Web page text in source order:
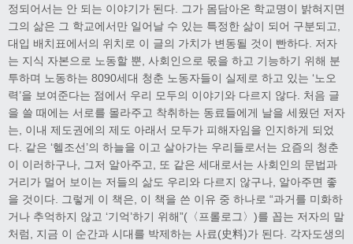
정되어서는 안 되는 이야기가 된다. 그가 몸담아온 학교명이 밝혀지면
그의 삶은 그 학교에서만 일어날 수 있는 특정한 삶이 되어 구분되고,
대입 배치표에서의 위치로 이 글의 가치가 변동될 것이 빤하다. 저자
는 지식 자본으로 노동할 뿐, 사회인으로 몫을 하고 기능하기 위해 분
투하며 노동하는 8090세대 청춘 노동자들이 실제로 하고 있는 ‘노오
력’을 보여준다는 점에서 우리 모두의 이야기와 다르지 않다. 처음 글
을 쓸 때에는 서로를 몰라주고 착취하는 동료들에게 날을 세웠던 저자
는, 이내 제도권에의 제도 아래서 모두가 피해자임을 인지하게 되었
다. 같은 ‘헬조선’의 하늘을 이고 살아가는 우리들로서는 요즘의 청춘
이 이러하구나, 그저 알아주고, 또 같은 세대로서는 사회인의 문법과
거리가 멀어 보이는 저들의 삶도 우리와 다르지 않구나, 알아주면 좋
을 것이다. 그렇게 이 책은, 이 책을 쓴 이유 중 하나로 “과거를 미화하
거나 추억하지 않고 ‘기억’하기 위해”(〈프롤로그〉)를 꼽는 저자의 말
처럼, 지금 이 순간과 시대를 박제하는 사료(史料)가 된다. 각자도생의